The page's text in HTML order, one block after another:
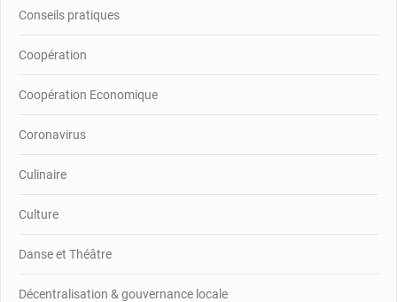
Conseils pratiques
Coopération
Coopération Economique
Coronavirus
Culinaire
Culture
Danse et Théâtre
Décentralisation & gouvernance locale